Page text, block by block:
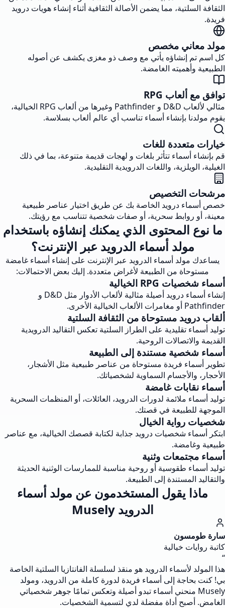
الثقافة السلتية، مما يضمن الأصالة الثقافية أثناء إنشاء هويات درويد
فريدة.
مولد معاني مخصص
كل اسم تم إنشاؤه يأتي مع وصف ذو مغزى يكشف عن أصوله
الطبيعية وأهميته الغامضة.
توافق مع ألعاب RPG
مثالي لألعاب D&D و Pathfinder وغيرها من ألعاب RPG الخيالية،
يقوم مولدنا بإنشاء أسماء تناسب أي عالم ألعاب بسلاسة.
خيارات متعددة للغات
قم بإنشاء أسماء تتأثر بلغات و لهجات قديمة متنوعة، بما في ذلك
الغيلية، الويلزية، واللغات الدرويدية التقليدية.
مرشحات التخصيص
خصص أسماء درويد الخاصة بك عن طريق اختيار عناصر طبيعية
معينة، أو روابط سحرية، أو صفات شخصية تتناسب مع رؤيتك.
ما نوع المحتوى الذي يمكنك إنشاؤه باستخدام
مولد أسماء الدرويد عبر الإنترنت؟
يساعدك مولد أسماء الدرويد عبر الإنترنت على إنشاء أسماء غامضة
مستوحاة من الطبيعة لأغراض متعددة. إليك بعض الاحتمالات:
أسماء شخصيات RPG الخيالية
إنشاء أسماء درويد أصيلة مثالية لألعاب الأدوار مثل D&D و
Pathfinder أو مغامرات الألعاب الخيالية الأخرى.
ألقاب درويد مستوحاة من الثقافة السلتية
توليد أسماء تقليدية على الطراز السلتية تعكس التقاليد الدرويدية
القديمة والاتصالات الروحية.
أسماء شخصية مستندة إلى الطبيعة
تطوير أسماء فريدة مستوحاة من عناصر طبيعية مثل الأشجار،
الأحجار، والأجسام السماوية لشخصياتك.
أسماء نقابات غامضة
توليد أسماء ملائمة لدورات الدرويد، العائلات، أو المنظمات السحرية
الموجهة للطبيعة في قصتك.
شخصيات رواية الخيال
ابتكر أسماء شخصيات درويد جذابة لكتابة قصصك الخيالية، مع عناصر
طبيعية وغامضة.
أسماء مجتمعات وثنية
توليد أسماء طقوسية أو روحية مناسبة للممارسات الوثنية الحديثة
والتقاليد المستندة إلى الطبيعة.
ماذا يقول المستخدمون عن مولد أسماء
الدرويد Musely
سارة طومسون
كاتبة روايات خيالية
“
هذا المولد لأسماء الدرويد هو منقذ لسلسلة الفانتازيا السلتية الخاصة
بي! كنت بحاجة إلى أسماء فريدة لدورة كاملة من الدرويد، ومولد
Musely منحني أسماء تبدو أصيلة وتعكس تمامًا جوهر شخصياتي
الغامض. أصبح أداة مفضلة لدي لتسمية الشخصيات.